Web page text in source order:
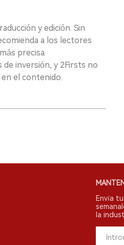
y edición. Sin
a los lectores
precisa.
inversión, y 2Firsts no
el contenido.
Envía
la